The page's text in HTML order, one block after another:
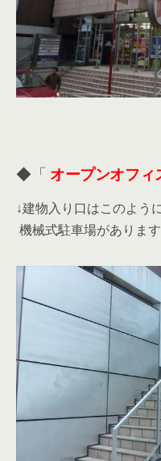
◆「 オープンオフィ
↓建物入り口はこのよう
機械式駐車場がありま